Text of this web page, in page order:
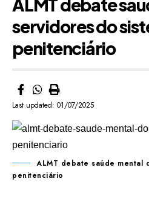
ALMT debate
servidores do
penitenciário
Last updated: 01/07/2025
ALMT debate saúde mental
penitenciário